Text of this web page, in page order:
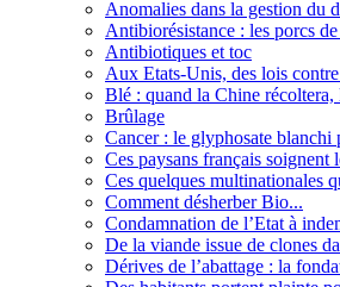
Anomalies dans la gestion du
Antibiorésistance : les porcs de
Antibiotiques et toc
Aux Etats-Unis, des lois
Blé : quand la Chine récoltera,
Brûlage
Cancer : le glyphosate blanchi
Ces paysans français soignent
Ces quelques multinationales
Comment désherber Bio...
Condamnation de l’Etat à
De la viande issue de clones
Dérives de l’abattage : la